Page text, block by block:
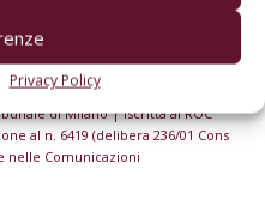
Privacy Policy
Sede legale Via Eritrea 21 -
e Iscrizione al Registro delle
di Milano | Iscritta al ROC
al n. 6419 (delibera 236/01 Cons
nelle Comunicazioni